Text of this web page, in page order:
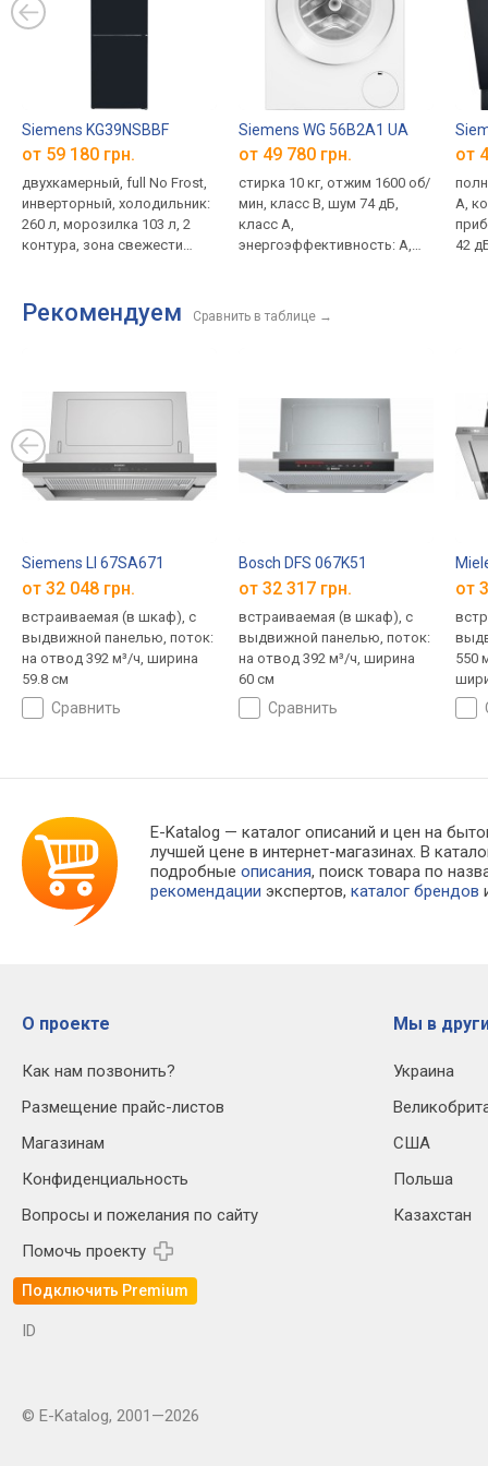
Siemens KG39NSBBF
от 59 180 грн.
двухкамерный, full No Frost,
инверторный, холодильник:
260 л, морозилка 103 л, 2
контура, зона свежести
управление из Интернета,
энергопотребление B, шум
Siemens WG 56B2A1 UA
от 49 780 грн.
стирка 10 кг, отжим 1600 об/
мин, класс B, шум 74 дБ,
класс A,
энергоэффективность: A,
подсветка
от
A,
42
Рекомендуем Сравнить в таблице →
Siemens LI 67SA671
от 32 048 грн.
встраиваемая (в шкаф), с
выдвижной панелью, поток:
на отвод 392 м³/ч, ширина
59.8 см
сравнить
Bosch DFS 067K51
от 32 317 грн.
встраиваемая (в шкаф), с
выдвижной панелью, поток:
на отвод 392 м³/ч, ширина
60 см
сравнить
от
550
E-Katalog — каталог описаний и цен на
лучшей цене в интернет-магазинах. В
подробныеописания, поиск товара по
рекомендации экспертов,каталог брендов
О проекте
Как нам позвонить?
Размещение прайс-листов
Магазинам
Конфиденциальность
Вопросы и пожелания по сайту
Помочь проекту
Подключить Premium
Мы в
Украина
США
Польша
Казахстан
ID
© E-Katalog, 2001—2026